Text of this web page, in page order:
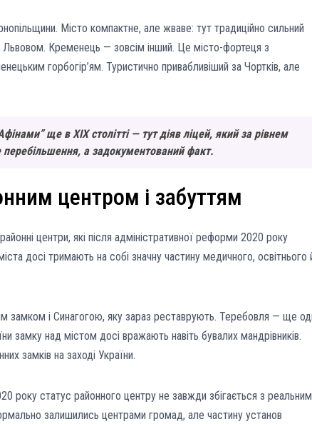
Місто компактне, але жваве: тут традиційно сильний
Львовом. Кременець — зовсім інший. Це місто-фортеця з
горбогір’ям. Туристично привабливіший за Чортків, але
ще в XIX столітті — тут діяв ліцей, який за рівнем
перебільшення, а задокументований факт.
центром і забуттям
центри, які після адміністративної реформи 2020 року
досі тримають на собі значну частину медичного, освітнього
замком і Синагогою, яку зараз реставрують. Теребовля — ще
замку над містом досі вражають навіть бувалих мандрівників.
замків на заході України.
року статус районного центру не завжди збігається з реальним
залишились центрами громад, але частину установ